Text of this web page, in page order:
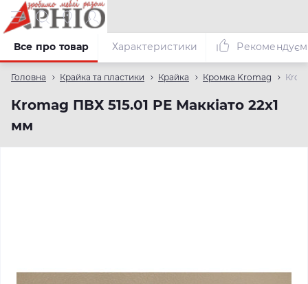
Головна Крайка та пластики Крайка Кромка Kromag
Кromag ПВХ 515.01 PE Маккіато 22х1
мм
Все про товар Характеристики